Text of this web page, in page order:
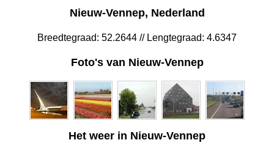
Nieuw-Vennep, Nederland
Breedtegraad: 52.2644 // Lengtegraad: 4.6347
Foto's van Nieuw-Vennep
Het weer in Nieuw-Vennep